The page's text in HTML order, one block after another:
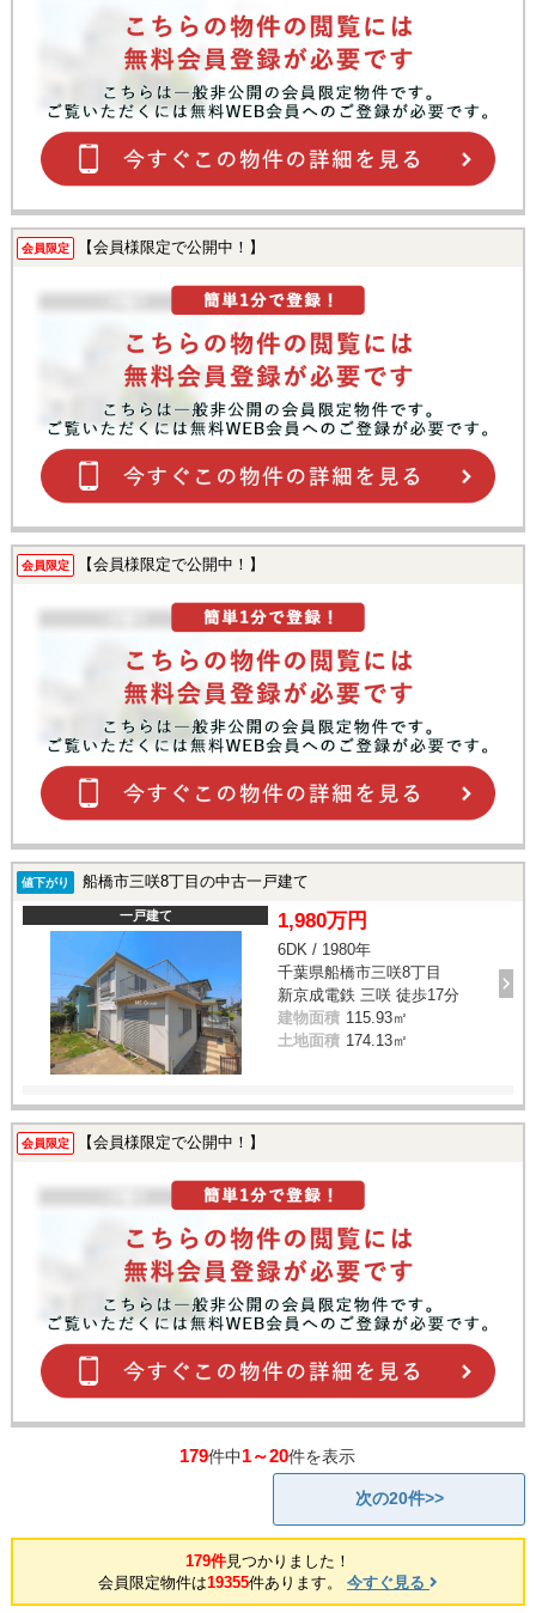
会員限定 【会員様限定で公開中！】
会員限定 【会員様限定で公開中！】
値下がり 船橋市三咲8丁目の中古一戸建て
一戸建て 1,980万円
6DK / 1980年
千葉県船橋市三咲8丁目
新京成電鉄 三咲 徒歩17分
建物面積 115.93㎡
土地面積 174.13㎡
会員限定 【会員様限定で公開中！】
179件中1～20件を表示
次の20件>>
179件見つかりました！
会員限定物件は19355件あります。 今すぐ見る